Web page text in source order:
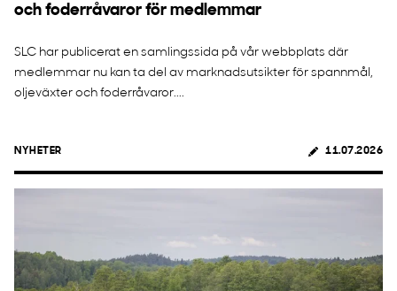
och foderråvaror för medlemmar
SLC har publicerat en samlingssida på vår webbplats där
medlemmar nu kan ta del av marknadsutsikter för spannmål,
oljeväxter och foderråvaror....
NYHETER 11.07.2026